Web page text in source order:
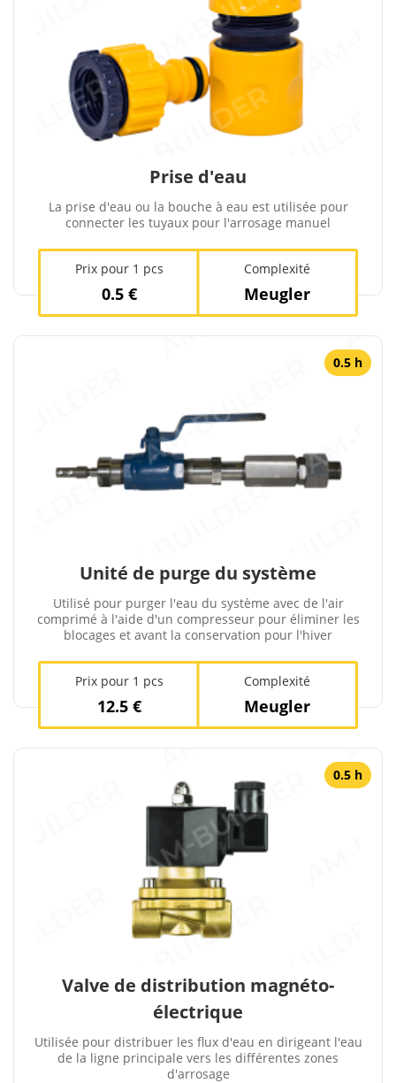
Prise d'eau
La prise d'eau ou la bouche à eau est utilisée pour
connecter les tuyaux pour l'arrosage manuel
Prix ​​pour 1 pcs
0.5 €
Complexité
Meugler
0.5 h
Unité de purge du système
Utilisé pour purger l'eau du système avec de l'air
comprimé à l'aide d'un compresseur pour éliminer les
blocages et avant la conservation pour l'hiver
Prix ​​pour 1 pcs
12.5 €
Complexité
Meugler
0.5 h
Valve de distribution magnéto-
électrique
Utilisée pour distribuer les flux d'eau en dirigeant l'eau
de la ligne principale vers les différentes zones
d'arrosage